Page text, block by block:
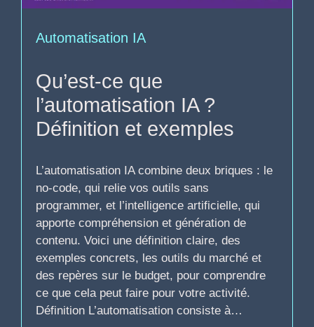
Automatisation IA
Qu’est-ce que
l’automatisation IA ?
Définition et exemples
L’automatisation IA combine deux briques : le
no-code, qui relie vos outils sans
programmer, et l’intelligence artificielle, qui
apporte compréhension et génération de
contenu. Voici une définition claire, des
exemples concrets, les outils du marché et
des repères sur le budget, pour comprendre
ce que cela peut faire pour votre activité.
Définition L’automatisation consiste à…